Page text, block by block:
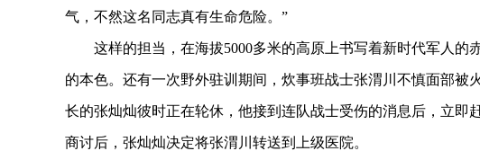
气，不然这名同志真有生命危险。”
这样的担当，在海拔5000多米的高原上书写着新时代军人的
的本色。还有一次野外驻训期间，炊事班战士张渭川不慎面部被
长的张灿灿彼时正在轮休，他接到连队战士受伤的消息后，立即
商讨后，张灿灿决定将张渭川转送到上级医院。